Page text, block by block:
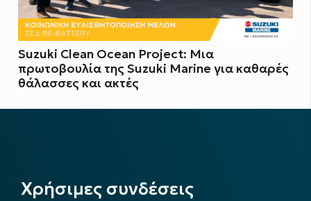
Suzuki Clean Ocean Project: Μια
πρωτοβουλία της Suzuki Marine για καθαρές
θάλασσες και ακτές
Χρήσιμες συνδέσεις